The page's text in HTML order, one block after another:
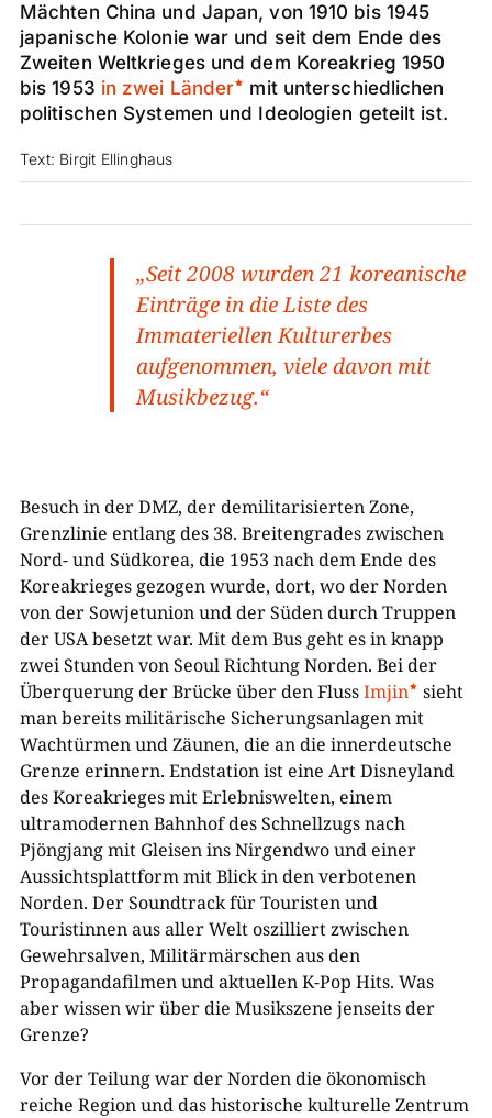
Mächten China und Japan, von 1910 bis 1945
japanische Kolonie war und seit dem Ende des
Zweiten Weltkrieges und dem Koreakrieg 1950
bis 1953 in zwei Länder
mit unterschiedlichen
politischen Systemen und Ideologien geteilt ist.
Text: Birgit Ellinghaus
„Seit 2008 wurden 21 koreanische
Einträge in die Liste des
Immateriellen Kulturerbes
aufgenommen, viele davon mit
Musikbezug.“
Besuch in der DMZ, der demilitarisierten Zone,
Grenzlinie entlang des 38. Breitengrades zwischen
Nord- und Südkorea, die 1953 nach dem Ende des
Koreakrieges gezogen wurde, dort, wo der Norden
von der Sowjetunion und der Süden durch Truppen
der USA besetzt war. Mit dem Bus geht es in knapp
zwei Stunden von Seoul Richtung Norden. Bei der
Überquerung der Brücke über den FlussImjin sieht
man bereits militärische Sicherungsanlagen mit
Wachtürmen und Zäunen, die an die innerdeutsche
Grenze erinnern. Endstation ist eine Art Disneyland
des Koreakrieges mit Erlebniswelten, einem
ultramodernen Bahnhof des Schnellzugs nach
Pjöngjang mit Gleisen ins Nirgendwo und einer
Aussichtsplattform mit Blick in den verbotenen
Norden. Der Soundtrack für Touristen und
Touristinnen aus aller Welt oszilliert zwischen
Gewehrsalven, Militärmärschen aus den
Propagandafilmen und aktuellen K-Pop Hits. Was
aber wissen wir über die Musikszene jenseits der
Grenze?
​Vor der Teilung war der Norden die ökonomisch
reiche Region und das historische kulturelle Zentrum